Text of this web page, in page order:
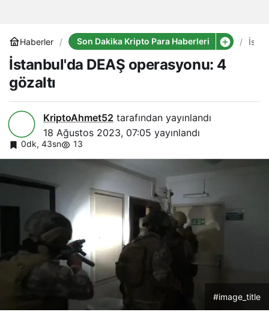
Haberler Son Dakika Kripto Para Haberleri
İstanbul'da DEAŞ operasyonu: 4
gözaltı
KriptoAhmet52 tarafından yayınlandı
18 Ağustos 2023, 07:05 yayınlandı
0dk, 43sn 13
#image_title